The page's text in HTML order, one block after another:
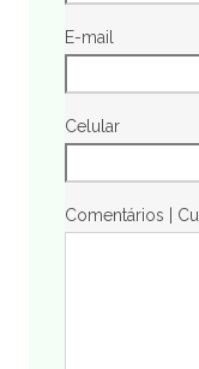
E-mail
Celular
Comentários |